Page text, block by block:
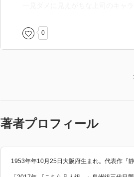
0
著者プロフィール
1953年年10月25日大阪府生まれ。代表作『